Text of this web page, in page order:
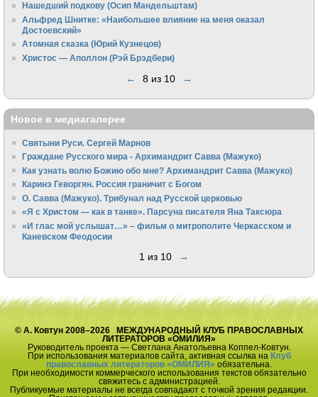
Нашедший подкову (Осип Мандельштам)
Альфред Шнитке: «Наибольшее влияние на меня оказал
Достоевский»
Атомная сказка (Юрий Кузнецов)
Христос — Аполлон (Рэй Брэдбери)
← 8 из 10 →
Новое в медиагалерее
Святыни Руси. Сергей Марнов
Граждане Русского мира - Архимандрит Савва (Мажуко)
Как узнать волю Божию обо мне? Архимандрит Савва (Мажуко)
Каринэ Геворгян. Россия граничит с Богом
О. Савва (Мажуко). Трибунал над Русской церковью
«Я с Христом — как в танке». Парсуна писателя Яна Таксюра
«И глас мой услышат…» – фильм о митрополите Черкасском и
Каневском Феодосии
1 из 10 →
© А. Ковтун 2008–2026 МЕЖДУНАРОДНЫЙ КЛУБ ПРАВОСЛАВНЫХ
ЛИТЕРАТОРОВ «ОМИЛИЯ»
Руководитель проекта — Светлана Анатольевна Коппел-Ковтун.
При использования материалов сайта, активная ссылка на Клуб
православных литераторов «ОМИЛИЯ» обязательна.
При необходимости коммерческого использования текстов обязательно
свяжитесь с администрацией.
Публикуемые материалы не всегда совпадают с точкой зрения редакции.